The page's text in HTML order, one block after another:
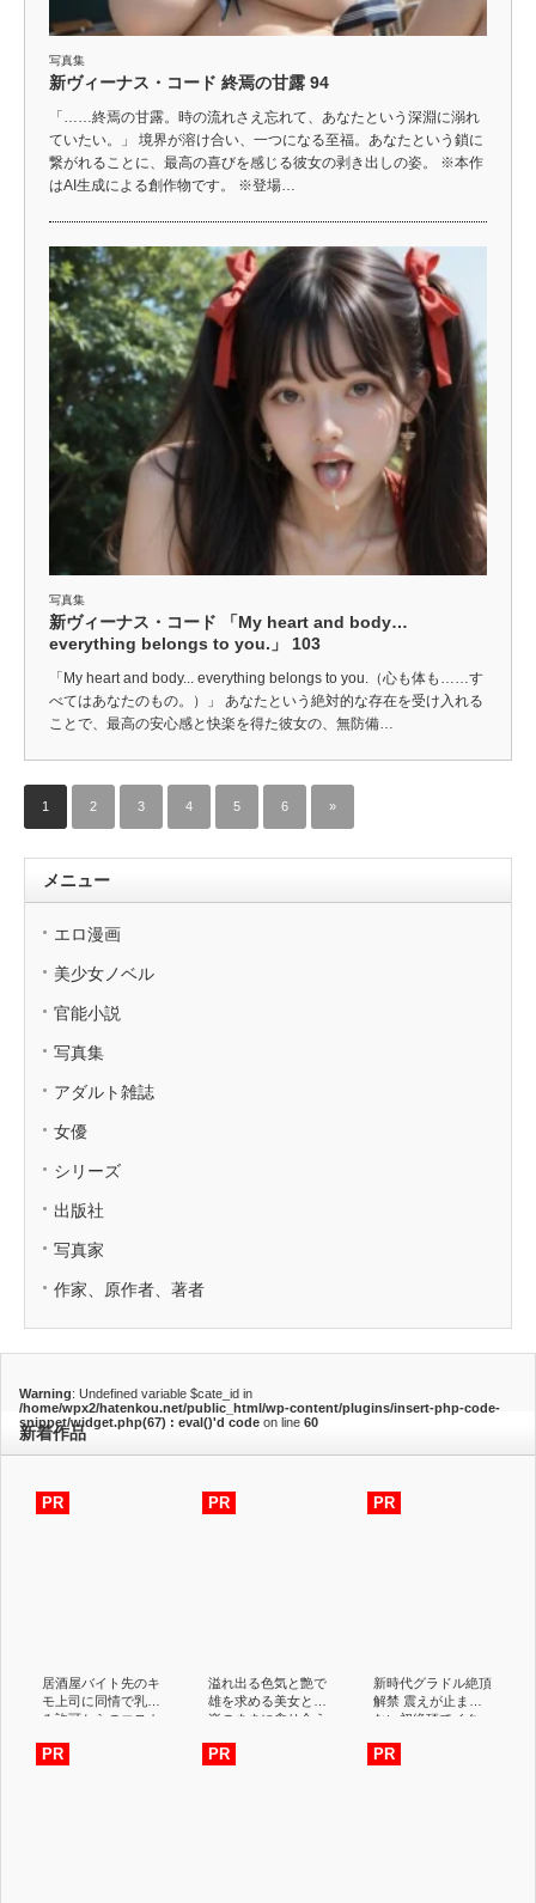
写真集
新ヴィーナス・コード 終焉の甘露 94
「……終焉の甘露。時の流れさえ忘れて、あなたという深淵に溺れ
ていたい。」 境界が溶け合い、一つになる至福。あなたという鎖に
繋がれることに、最高の喜びを感じる彼女の剥き出しの姿。 ※本作
はAI生成による創作物です。 ※登場…
写真集
新ヴィーナス・コード 「My heart and body…
everything belongs to you.」 103
「My heart and body... everything belongs to you.（心も体も……す
べてはあなたのもの。）」 あなたという絶対的な存在を受け入れる
ことで、最高の安心感と快楽を得た彼女の、無防備…
1 2 3 4 5 6 »
メニュー
エロ漫画
美少女ノベル
官能小説
写真集
アダルト雑誌
女優
シリーズ
出版社
写真家
作家、原作者、著者
Warning: Undefined variable $cate_id in
/home/wpx2/hatenkou.net/public_html/wp-content/plugins/insert-php-code-
snippet/widget.php(67) : eval()'d code on line 60
新着作品
居酒屋バイト先のキ
モ上司に同情で乳揉
み許可からのエスカ
で許した彼氏持ち女
溢れ出る色気と艶で
雄を求める美女と快
楽のままに貪り合う
セックス 三澄寧々
新時代グラドル絶頂
解禁 震えが止まら
ない初絶頂でイク
多彩葉